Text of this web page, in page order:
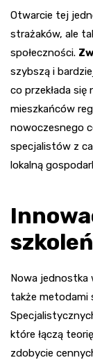
Otwarcie tej
strażaków, ale
społeczności.
szybszą i
co przekłada
mieszkańców
nowoczesnego
specjalistów z
lokalną
szkoleń
Nowa jednostka
także metodami
które łączą
zdobycie